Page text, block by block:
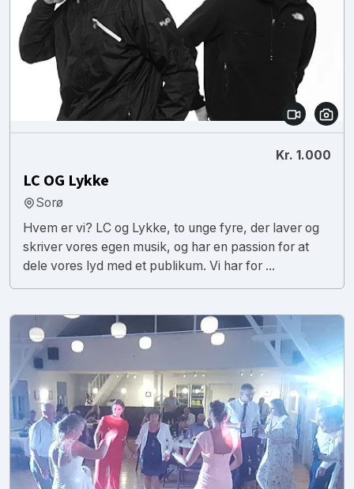
Kr. 1.000
LC OG Lykke
Sorø
Hvem er vi? LC og Lykke, to unge fyre, der laver og
skriver vores egen musik, og har en passion for at
dele vores lyd med et publikum. Vi har for ...